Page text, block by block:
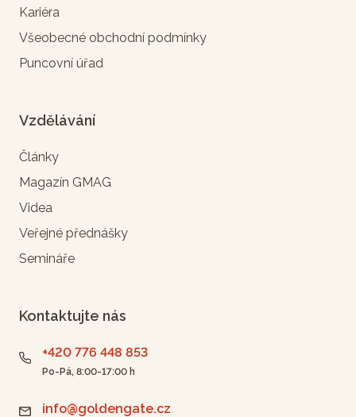
Kariéra
Všeobecné obchodní podmínky
Puncovní úřad
Vzdělávání
Články
Magazín GMAG
Videa
Veřejné přednášky
Semináře
Kontaktujte nás
+420 776 448 853
Po-Pá, 8:00-17:00 h
info@goldengate.cz